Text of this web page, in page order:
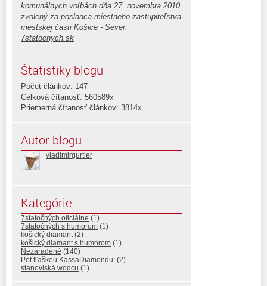
komunálnych voľbách dňa 27. novembra 2010
zvolený za poslanca miestneho zastupiteľstva
mestskej časti Košice - Sever.
7statocnych.sk
Štatistiky blogu
Počet článkov: 147
Celková čítanosť: 560589x
Priemerná čítanosť článkov: 3814x
Autor blogu
vladimirgurtler
Kategórie
7statočných oficiálne (1)
7statočných s humorom (1)
košický diamant(2)
košický diamant s humorom (1)
Nezaradené (140)
Pet fľaškou KassaDiamondu: (2)
stanoviská wodcu (1)